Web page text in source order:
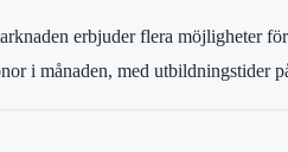
erbjuder flera möjligheter
i månaden, med utbildningstider